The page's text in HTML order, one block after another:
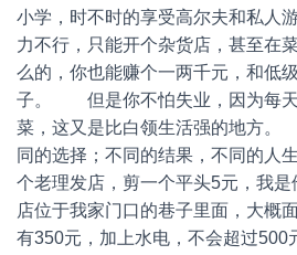
小学，时不时的享受高尔夫和私
力不行，只能开个杂货店，甚至在
么的，你也能赚个一两千元，和低
子。 但是你不怕失业，因为每天
菜，这又是比白领生活强的地方
同的选择；不同的结果，不同的人
个老理发店，剪一个平头5元，我
店位于我家门口的巷子里面，大概
有350元，加上水电，不会超过